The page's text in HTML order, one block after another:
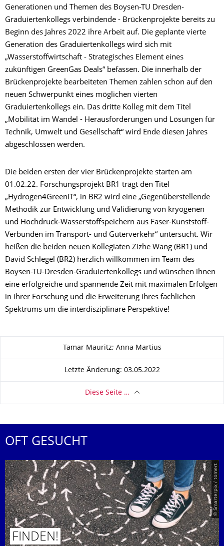
Generationen und Themen des Boysen-TU Dresden-
Graduiertenkollegs verbindende - Brückenprojekte bereits zu
Beginn des Jahres 2022 ihre Arbeit auf. Die geplante vierte
Generation des Graduiertenkollegs wird sich mit
„Wasserstoffwirtschaft - Strategisches Element eines
zukünftigen GreenGas Deals“ befassen. Die innerhalb der
Brückenprojekte bearbeiteten Themen zahlen schon auf den
neuen Schwerpunkt eines möglichen vierten
Graduiertenkollegs ein. Das dritte Kolleg mit dem Titel
„Mobilität im Wandel - Herausforderungen und Lösungen für
Technik, Umwelt und Gesellschaft“ wird Ende diesen Jahres
abgeschlossen werden.
Die beiden ersten der vier Brückenprojekte starten am
01.02.22. Forschungsprojekt BR1 trägt den Titel
„Hydrogen4GreenIT“, in BR2 wird eine „Gegenüberstellende
Methodik zur Entwicklung und Validierung von kryogenen
und Hochdruck-Wasserstoffspei­chern aus Faser-Kunststoff-
Verbunden im Transport- und Güterverkehr“ untersucht. Wir
heißen die beiden neuen Kollegiaten Zizhe Wang (BR1) und
David Schlegel (BR2) herzlich willkommen im Team des
Boysen-TU-Dresden-Graduiertenkollegs und wünschen ihnen
eine erfolgreiche und spannende Zeit mit maximalen Erfolgen
in ihrer Forschung und die Erweiterung ihres fachlichen
Spektrums um die interdisziplinäre Perspektive!
Zu dieser SeiteTamar Mauritz; Anna Martius
Letzte Änderung: 03.05.2022
Diese Seite …
OFT GESUCHT
© Smarterpix / tomert
FINDEN!